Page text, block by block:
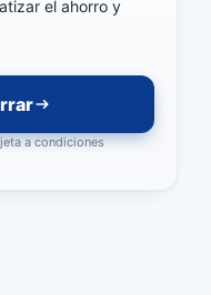
el ahorro y
a condiciones